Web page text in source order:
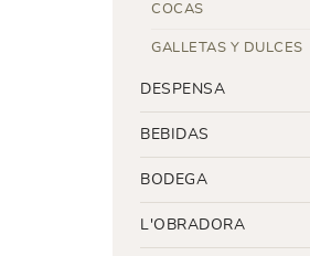
COCAS
GALLETAS Y DULCES
DESPENSA
BEBIDAS
BODEGA
L'OBRADORA